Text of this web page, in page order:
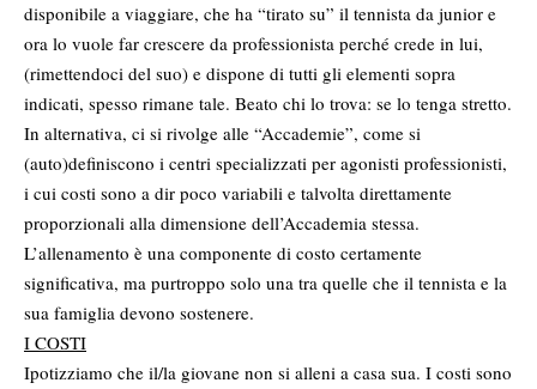
disponibile a viaggiare, che ha “tirato su” il tennista da junior e
ora lo vuole far crescere da professionista perché crede in lui,
(rimettendoci del suo) e dispone di tutti gli elementi sopra
indicati, spesso rimane tale. Beato chi lo trova: se lo tenga stretto.
In alternativa, ci si rivolge alle “Accademie”, come si
(auto)definiscono i centri specializzati per agonisti professionisti,
i cui costi sono a dir poco variabili e talvolta direttamente
proporzionali alla dimensione dell’Accademia stessa.
L’allenamento è una componente di costo certamente
significativa, ma purtroppo solo una tra quelle che il tennista e la
sua famiglia devono sostenere.
I COSTI
Ipotizziamo che il/la giovane non si alleni a casa sua. I costi sono